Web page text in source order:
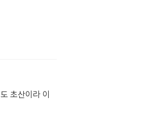
초산이라 이